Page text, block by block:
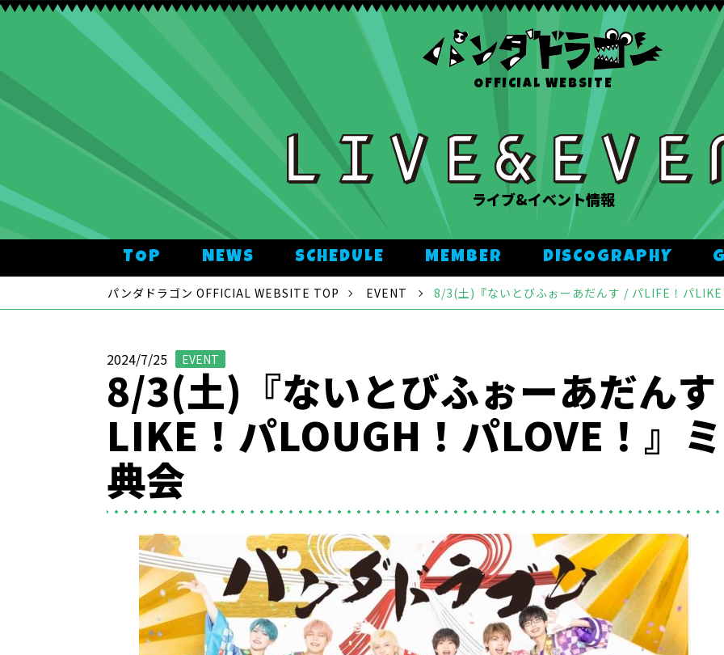
OFFICIAL WEBSITE
ライブ&イベント情報
TOP NEWS SCHEDULE MEMBER DISCOGRAPHY
パンダドラゴン OFFICIAL WEBSITE TOP EVENT 8/3(土)『ないとびふぉーあだんす / パLIFE！パ
2024/7/25 EVENT
8/3(土)『ないとびふぉーあだん
LIKE！パLOUGH！パLOVE！』
典会